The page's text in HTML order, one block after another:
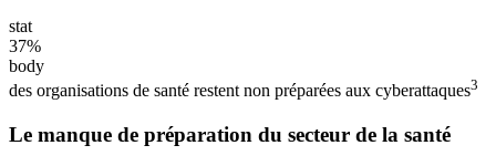
stat
37%
body
des organisations de santé restent non préparées aux cyberattaques3
Le manque de préparation du secteur de la santé